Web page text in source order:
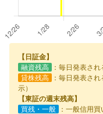
【日証金】
融資残高
：毎日発表さ
貸株残高
：毎日発表さ
示）
【東証の週末残高】
買残・一般
：一般信用